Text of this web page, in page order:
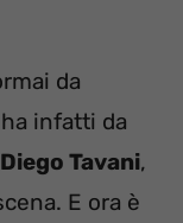
da
infatti da
Diego Tavani,
E ora è